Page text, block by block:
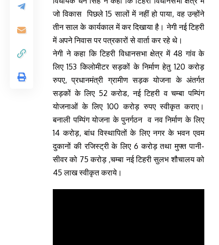
जो विकास पिछले 15 सालों में नहीं हो पाया, वह उन्होंने
तीन साल के कार्यकाल में कर दिखाया है। नेगी नई टिहरी
में अपने निवास पर पत्रकारों से वार्ता कर रहे थे।
नेगी ने कहा कि टिहरी विधानसभा क्षेत्र में 48 गांव के
लिए 153 किलोमीटर सड़कों के निर्माण हेतु 120 करोड़
रुपए, प्रधानमंत्री ग्रामीण सड़क योजना के अंतर्गत
सड़कों के लिए 52 करोड, नई टिहरी व चम्बा पम्पिंग
योजनाओं के लिए 100 करोड़ रुपए स्वीकृत कराए।
बनाली पम्पिंग योजना के पुनर्गठन व नव निर्माण के लिए
14 करोड़, बांध विस्थापितों के लिए नगर के भवन एवम
दुकानों की रजिस्ट्री के लिए 6 करोड़ तथा मुफ्त पानी-
सीवर को 75 करोड़ ,चम्बा नई टिहरी सुलभ शौचालय को
45 लाख स्वीकृत कराये।